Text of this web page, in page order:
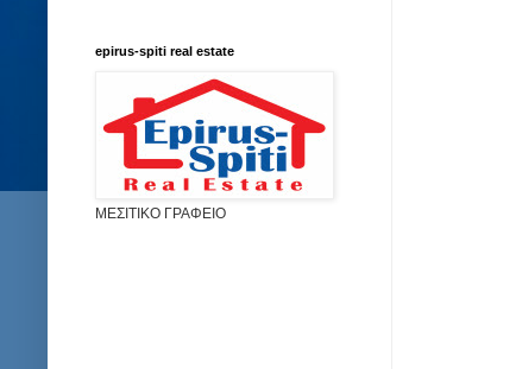
epirus-spiti real estate
ΜΕΣΙΤΙΚΟ ΓΡΑΦΕΙΟ